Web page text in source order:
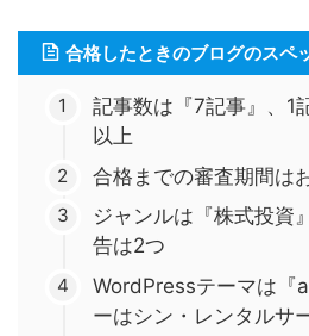
合格したときのブログのスペ
記事数は『7記事』、1
以上
合格までの審査期間は
ジャンルは『株式投資
告は2つ
WordPressテーマは『
ーはシン・レンタルサ